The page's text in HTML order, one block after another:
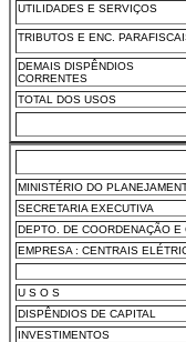
UTILIDADES E SERVIÇOS
TRIBUTOS E ENC.
DEMAIS DISPÊNDIOS
CORRENTES
TOTAL DOS USOS
MINISTÉRIO DO
SECRETARIA EXECUTIVA
DEPTO. DE COORDENAÇÃO E
EMPRESA : CENTRAIS
U S O S
DISPÊNDIOS DE CAPITAL
INVESTIMENTOS